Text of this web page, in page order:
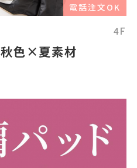
電話注文OK
4F
4階メゾンレキップ 秋色×夏素材